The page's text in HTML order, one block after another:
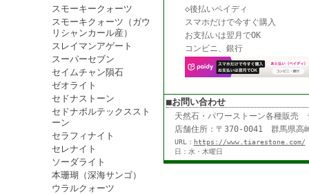
スモーキークォーツ
スモーキクォーツ（ガウ
リシャンカール産）
スレイマンアゲート
スーパーセブン
セイムチャン隕石
ゼオライト
セドナストーン
セドナボルテックススト
ーン
セラフィナイト
セレナイト
ソーダライト
本珊瑚（深海サンゴ）
ウラルクォーツ
◇後払いペイディ
スマホだけで今すぐ購入
お支払いは翌月でOK
コンビニ、銀行
■お問い合わせ
天然石・パワーストーン各種販
店舗住所：〒370-0041 群馬
URL： https://www.tiarestone.com/
日：水・木曜日